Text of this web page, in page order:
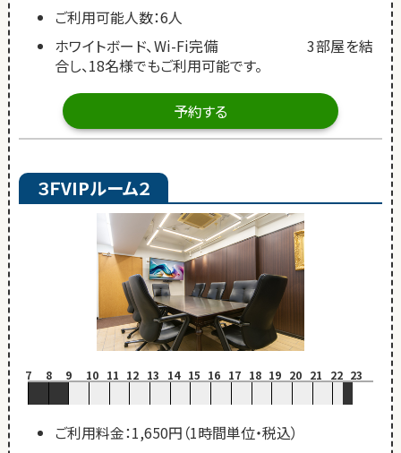
ご利用可能人数：6人
ホワイトボード、Wi-Fi完備 3部屋を結
合し、18名様でもご利用可能です。
予約する
３ＦVIPルーム２
7 8 9 10 11 12 13 14 15 16 17 18 19 20 21 22 23
ご利用料金：1,650円（1時間単位・税込）